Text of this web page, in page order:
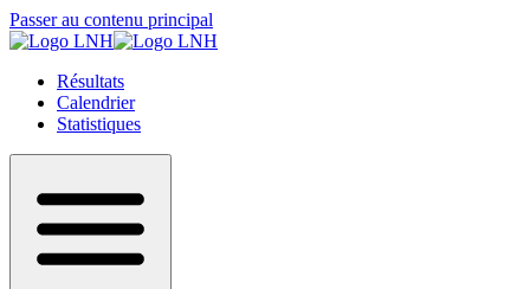
Passer au contenu principal
Résultats
Calendrier
Statistiques